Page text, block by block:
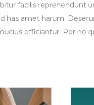
facilis reprehendunt
has amet harum.
efficiantur. Per no